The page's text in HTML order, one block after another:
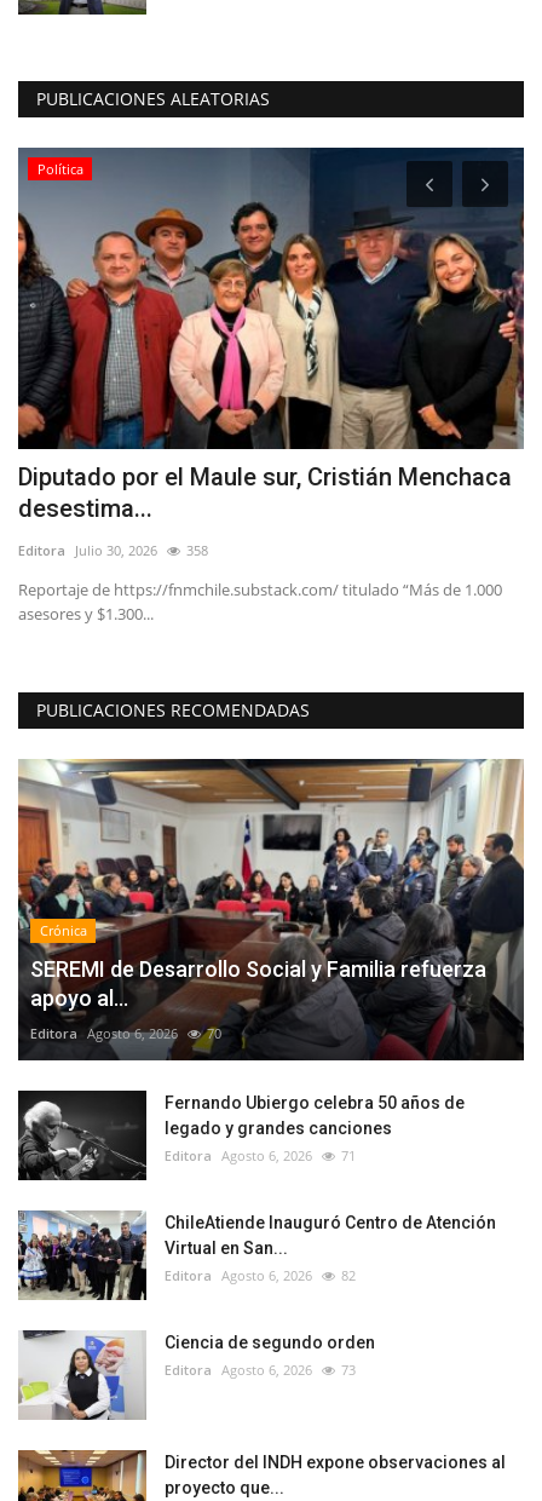
PUBLICACIONES ALEATORIAS
Política
Diputado por el Maule sur, Cristián Menchaca
desestima...
Editora Julio 30, 2026 358
Reportaje de https://fnmchile.substack.com/ titulado “Más de 1.000
asesores y $1.300...
PUBLICACIONES RECOMENDADAS
Crónica
SEREMI de Desarrollo Social y Familia refuerza
apoyo al...
Editora Agosto 6, 2026 70
Fernando Ubiergo celebra 50 años de
legado y grandes canciones
Editora Agosto 6, 2026 71
ChileAtiende Inauguró Centro de Atención
Virtual en San...
Editora Agosto 6, 2026 82
Ciencia de segundo orden
Editora Agosto 6, 2026 73
Director del INDH expone observaciones al
proyecto que...